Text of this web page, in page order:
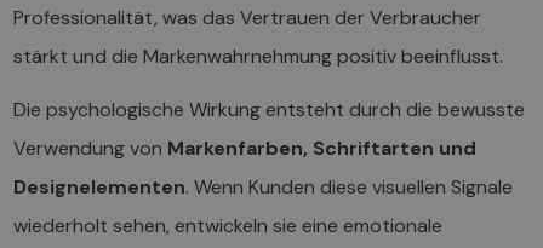
Professionalität, was das Vertrauen der Verbraucher
stärkt und die Markenwahrnehmung positiv beeinflusst.
Die psychologische Wirkung entsteht durch die bewusste
Verwendung von Markenfarben, Schriftarten und
Designelementen. Wenn Kunden diese visuellen Signale
wiederholt sehen, entwickeln sie eine emotionale